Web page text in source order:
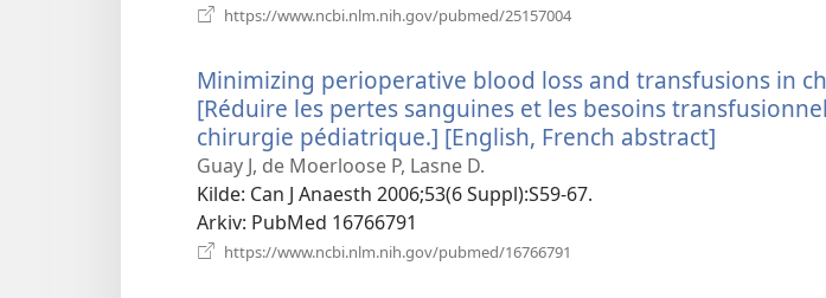
https://www.ncbi.nlm.nih.gov/pubmed/25157004
Minimizing perioperative blood loss and transfusions in
[Réduire les pertes sanguines et les besoins
chirurgie pédiatrique.] [English, French abstract]
Guay J, de Moerloose P, Lasne D.
Kilde‎: Can J Anaesth 2006;53(6 Suppl):S59-67.
Arkiv‎: PubMed 16766791
https://www.ncbi.nlm.nih.gov/pubmed/16766791